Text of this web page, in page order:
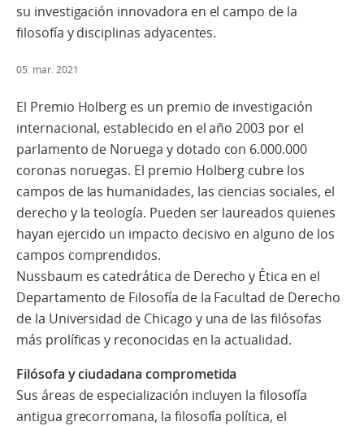
su investigación innovadora en el campo de la
filosofía y disciplinas adyacentes.
05. mar. 2021
El Premio Holberg es un premio de investigación
internacional, establecido en el año 2003 por el
parlamento de Noruega y dotado con 6.000.000
coronas noruegas. El premio Holberg cubre los
campos de las humanidades, las ciencias sociales, el
derecho y la teología. Pueden ser laureados quienes
hayan ejercido un impacto decisivo en alguno de los
campos comprendidos.
Nussbaum es catedrática de Derecho y Ética en el
Departamento de Filosofía de la Facultad de Derecho
de la Universidad de Chicago y una de las filósofas
más prolíficas y reconocidas en la actualidad.
Filósofa y ciudadana comprometida
Sus áreas de especialización incluyen la filosofía
antigua grecorromana, la filosofía política, el